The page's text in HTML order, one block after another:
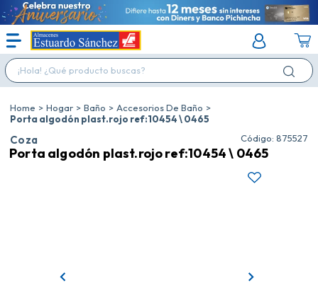
¡Hola! ¿Qué producto buscas?
Hogar Baño
Accesorios De Baño
Porta algodón plast.rojo ref:10454 \ 0465
Coza : 875527
Porta algodón plast.rojo ref:10454 \ 0465